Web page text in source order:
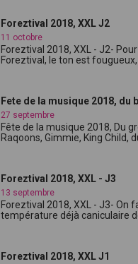
Foreztival 2018, XXL J2
11 octobre
Foreztival 2018, XXL - J2-
Foreztival, le ton est fougueux,
Fete de la musique 2018, du
27 septembre
Fête de la musique 2018, Du
Raqoons, Gimmie, King Child, du
Foreztival 2018, XXL - J3
13 septembre
Foreztival 2018, XXL - J3- On
température déjà caniculaire de
Foreztival 2018, XXL J1